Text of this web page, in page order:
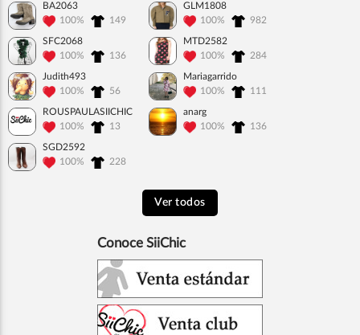
BA2063
100%
149
GLM1808
100%
982
SFC2068
100%
136
MTD2582
100%
284
Judith493
100%
56
Mariagarrido
100%
111
ROUSPAULASIICHIC
100%
13
anarg
100%
136
SGD2592
100%
228
Ver todos
Conoce SiiChic